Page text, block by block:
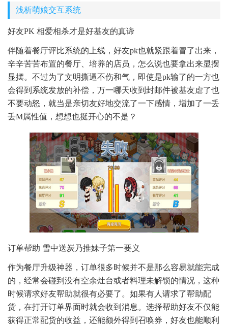
浅析萌娘交互系统
好友PK 相爱相杀才是好基友的真谛
伴随着餐厅评比系统的上线，好友pk也就紧跟着冒了出来，
辛辛苦苦布置的餐厅、培养的店员，怎么说也要拿出来显摆
显摆。不过为了文明撕逼不伤和气，即使是pk输了的一方也
会得到系统发放的补偿，万一哪天收到封邮件被基友虐了也
不要动怒，就当是亲切友好地交流了一下感情，增加了一丢
丢M属性值，想想也挺开心的不是？
订单帮助 雪中送炭乃推妹子第一要义
作为餐厅升级神器，订单很多时候并不是那么容易就能完成
的，经常会碰到没有空余灶台或者料理未解锁的情况，这种
时候请求好友帮助就很有必要了。如果有人请求了帮助配
货，在打开订单界面时就会收到消息。选择帮助好友不仅能
获得正常配货的收益，还能额外得到召唤券，好友也能顺利